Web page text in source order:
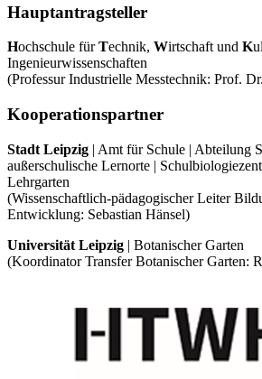
Hauptantragsteller
Hochschule fürTechnik, Wirtschaft und K
Ingenieurwissenschaften
(Professur Industrielle Messtechnik: Prof.
Kooperationspartner
Stadt Leipzig | Amt für Schule | Abteilung
außerschulische Lernorte |
Lehrgarten
(Wissenschaftlich-pädagogischer Leiter
Entwicklung: Sebastian Hänsel)
Universität Leipzig | Botanischer Garten
(Koordinator Transfer Botanischer Garten: